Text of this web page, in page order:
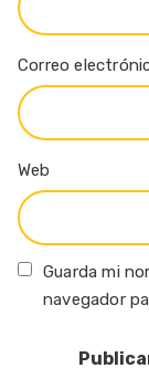
Correo
Web
Guarda mi
navegador